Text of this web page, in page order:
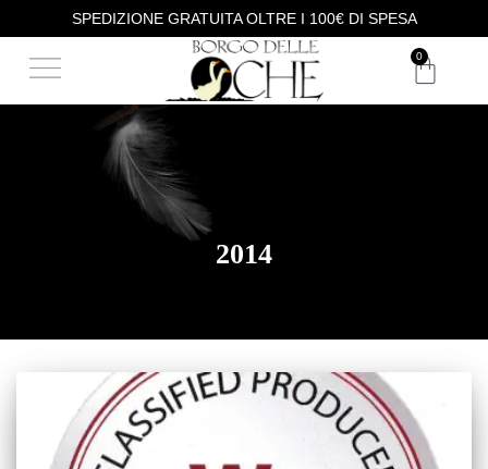
SPEDIZIONE GRATUITA OLTRE I 100€ DI SPESA
0
2014